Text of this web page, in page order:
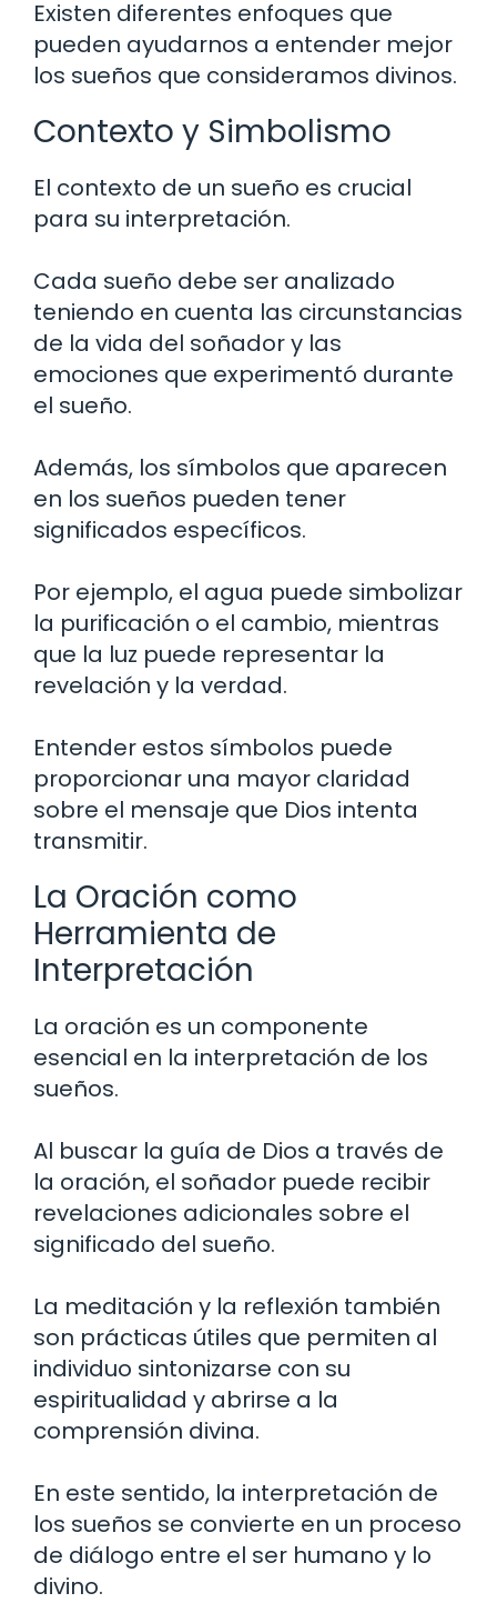
Existen diferentes enfoques que
pueden ayudarnos a entender mejor
los sueños que consideramos divinos.
Contexto y Simbolismo
El contexto de un sueño es crucial
para su interpretación.
Cada sueño debe ser analizado
teniendo en cuenta las circunstancias
de la vida del soñador y las
emociones que experimentó durante
el sueño.
Además, los símbolos que aparecen
en los sueños pueden tener
significados específicos.
Por ejemplo, el agua puede simbolizar
la purificación o el cambio, mientras
que la luz puede representar la
revelación y la verdad.
Entender estos símbolos puede
proporcionar una mayor claridad
sobre el mensaje que Dios intenta
transmitir.
La Oración como
Herramienta de
Interpretación
La oración es un componente
esencial en la interpretación de los
sueños.
Al buscar la guía de Dios a través de
la oración, el soñador puede recibir
revelaciones adicionales sobre el
significado del sueño.
La meditación y la reflexión también
son prácticas útiles que permiten al
individuo sintonizarse con su
espiritualidad y abrirse a la
comprensión divina.
En este sentido, la interpretación de
los sueños se convierte en un proceso
de diálogo entre el ser humano y lo
divino.